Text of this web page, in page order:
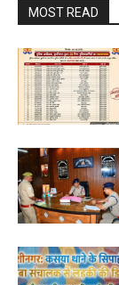
MOST READ